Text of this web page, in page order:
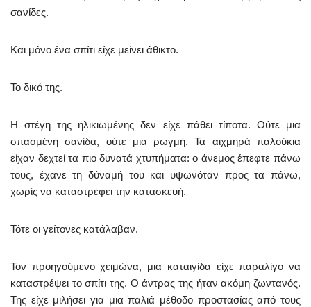
σανίδες.
Και μόνο ένα σπίτι είχε μείνει άθικτο.
Το δικό της.
Η στέγη της ηλικιωμένης δεν είχε πάθει τίποτα. Ούτε μια
σπασμένη σανίδα, ούτε μια ρωγμή. Τα αιχμηρά παλούκια
είχαν δεχτεί τα πιο δυνατά χτυπήματα: ο άνεμος έπεφτε πάνω
τους, έχανε τη δύναμή του και υψωνόταν προς τα πάνω,
χωρίς να καταστρέφει την κατασκευή.
Τότε οι γείτονες κατάλαβαν.
Τον προηγούμενο χειμώνα, μια καταιγίδα είχε παραλίγο να
καταστρέψει το σπίτι της. Ο άντρας της ήταν ακόμη ζωντανός.
Της είχε μιλήσει για μια παλιά μέθοδο προστασίας από τους